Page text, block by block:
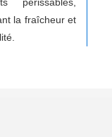
la fraîcheur et